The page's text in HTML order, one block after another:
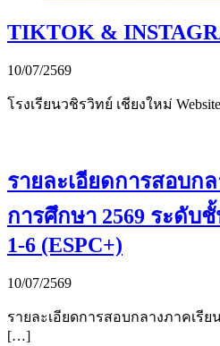
TIKTOK &
10/07/2569
โรงเรียนวชิรวิทย์ เชียงใหม่
รายละเอียดการสอบก
การศึกษา 2569 ระดับ
1-6 (ESPC+)
10/07/2569
รายละเอียดการสอบกลางภาคเรี
[…]